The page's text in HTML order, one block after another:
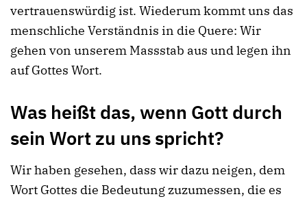
vertrauenswürdig ist. Wiederum kommt uns das
menschliche Verständnis in die Quere: Wir
gehen von unserem Massstab aus und legen ihn
auf Gottes Wort.
Was heißt das, wenn Gott durch
sein Wort zu uns spricht?
Wir haben gesehen, dass wir dazu neigen, dem
Wort Gottes die Bedeutung zuzumessen, die es